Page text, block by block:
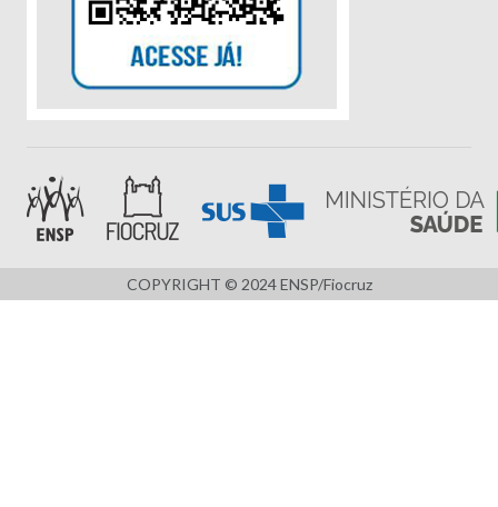
COPYRIGHT © 2024 ENSP/Fiocruz